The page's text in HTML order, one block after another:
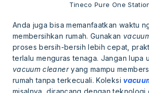
Tineco Pure One
Anda juga bisa memanfaatkan waktu
membersihkan rumah. Gunakan
proses bersih-bersih lebih cepat,
terlalu menguras tenaga. Jangan lupa
vacuum cleaneryang mampu
rumah tanpa terkecuali. Koleksi